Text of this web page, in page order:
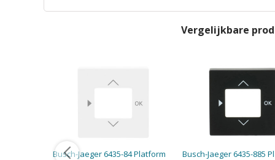
Vergelijkbare
Busch-Jaeger 6435-84 Platform
Busch-Jaeger 6435-885